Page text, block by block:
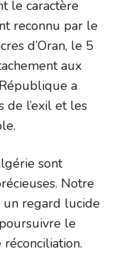
le caractère
reconnu par le
d’Oran, le 5
aux
a
de l’exil et les
sont
Notre
regard lucide
le